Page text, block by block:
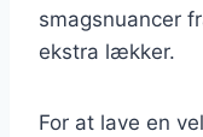
smagsnuancer
ekstra lækker.
For at lave en